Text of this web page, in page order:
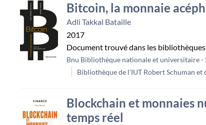
Bitcoin, la monnaie
Adli Takkal Bataille
2017
Document trouvé dans les
Bnu Bibliothèque nationale et universitaire -
Bibliothèque de l'IUT Robert Schuman
Blockchain et monnaies
temps réel